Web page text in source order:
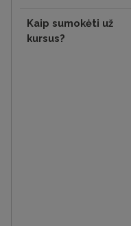
Kaip sumokėti už
kursus?